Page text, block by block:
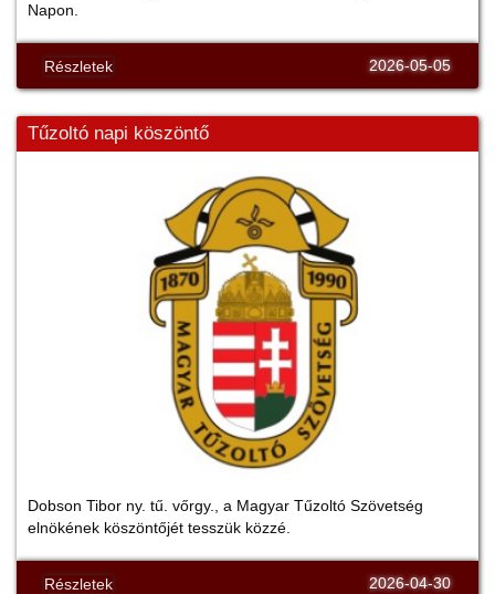
Napon.
Részletek 2026-05-05
Tűzoltó napi köszöntő
Dobson Tibor ny. tű. vőrgy., a Magyar Tűzoltó Szövetség
elnökének köszöntőjét tesszük közzé.
Részletek 2026-04-30